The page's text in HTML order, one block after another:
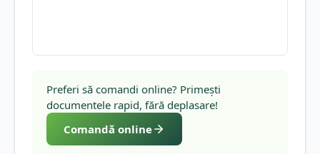
Preferi să comandi online? Primești
documentele rapid, fără deplasare!
Comandă online